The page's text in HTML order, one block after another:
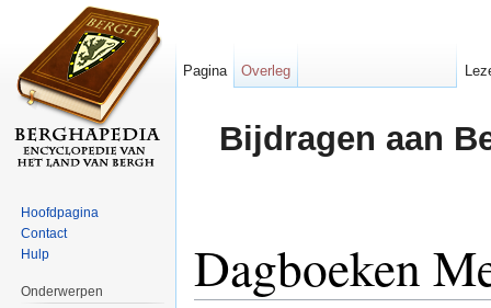
Bijdragen aan
Dagboeken
Pagina Overleg
Hoofdpagina
Contact
Hulp
Onderwerpen